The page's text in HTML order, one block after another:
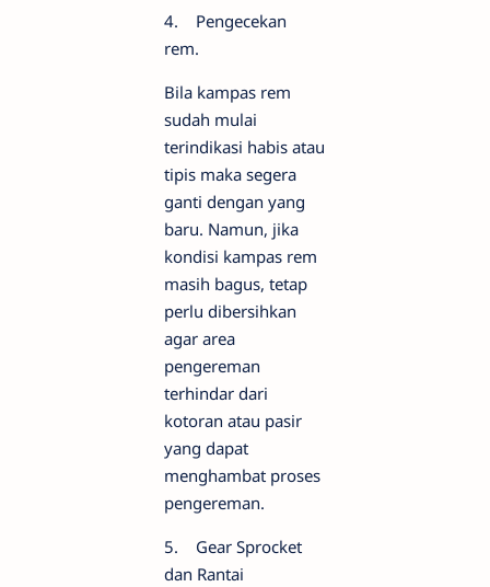
4. Pengecekan
rem.
Bila kampas rem
sudah mulai
terindikasi habis atau
tipis maka segera
ganti dengan yang
baru. Namun, jika
kondisi kampas rem
masih bagus, tetap
perlu dibersihkan
agar area
pengereman
terhindar dari
kotoran atau pasir
yang dapat
menghambat proses
pengereman.
5. Gear Sprocket
dan Rantai